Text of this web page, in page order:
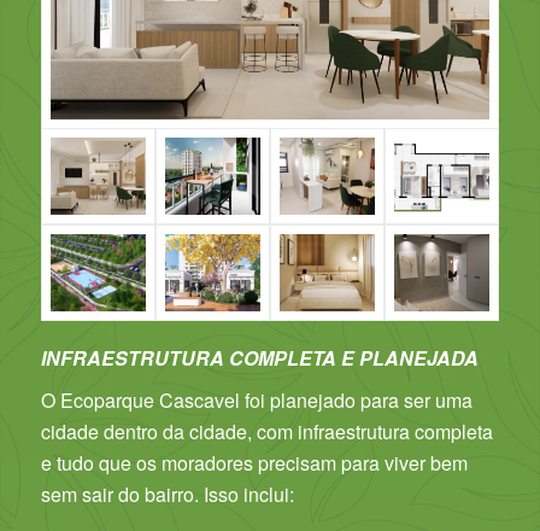
INFRAESTRUTURA COMPLETA E PLANEJADA
O Ecoparque Cascavel foi planejado para ser uma
cidade dentro da cidade, com infraestrutura completa
e tudo que os moradores precisam para viver bem
sem sair do bairro. Isso inclui: